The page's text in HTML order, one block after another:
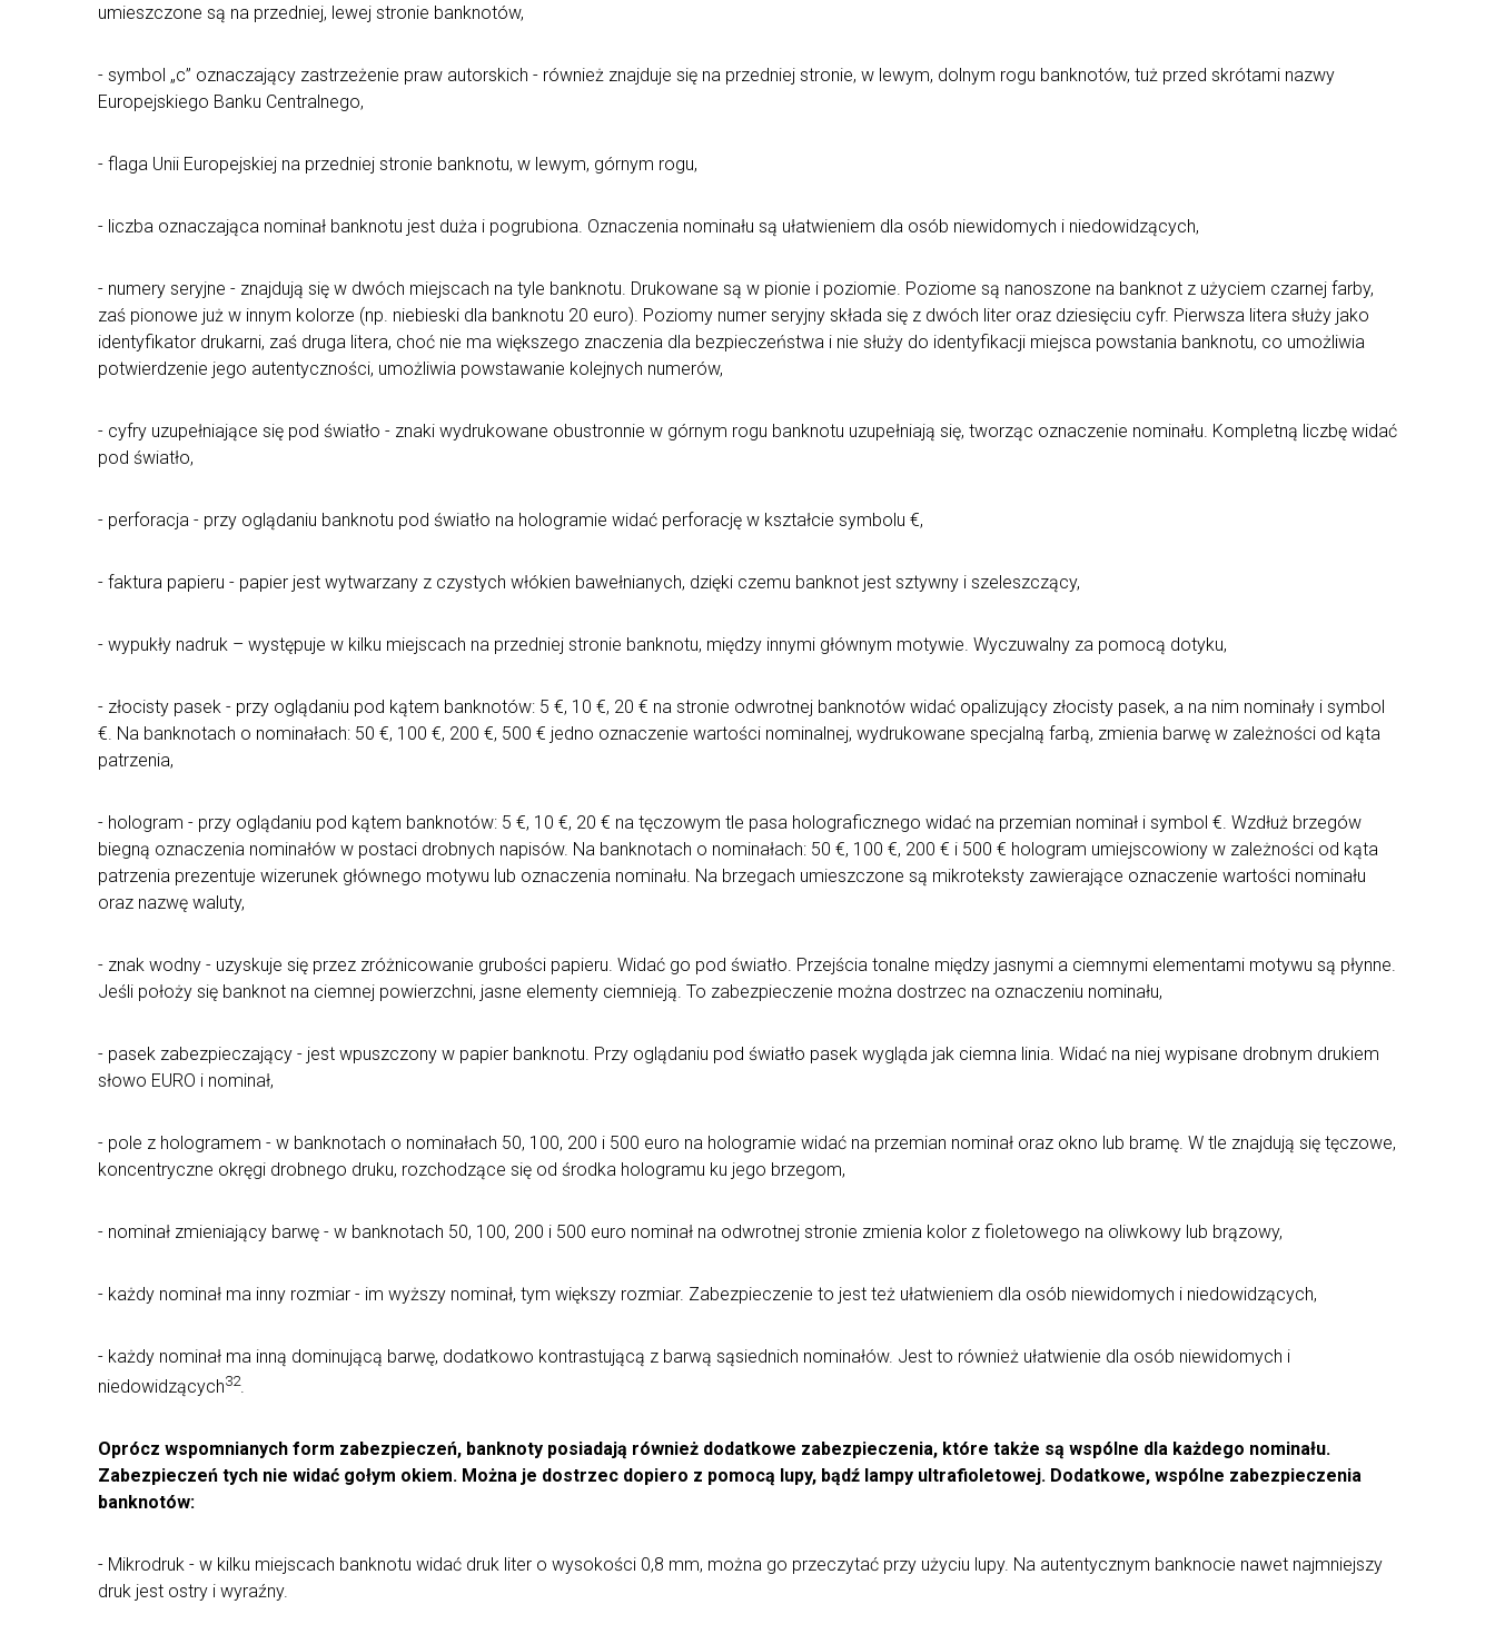
umieszczone są na przedniej, lewej stronie banknotów,
- symbol „c” oznaczający zastrzeżenie praw autorskich - również znajduje się na przedniej stronie, w lewym, dolnym rogu banknotów, tuż przed skrótami nazwy
Europejskiego Banku Centralnego,
- flaga Unii Europejskiej na przedniej stronie banknotu, w lewym, górnym rogu,
- liczba oznaczająca nominał banknotu jest duża i pogrubiona. Oznaczenia nominału są ułatwieniem dla osób niewidomych i niedowidzących,
- numery seryjne - znajdują się w dwóch miejscach na tyle banknotu. Drukowane są w pionie i poziomie. Poziome są nanoszone na banknot z użyciem czarnej farby,
zaś pionowe już w innym kolorze (np. niebieski dla banknotu 20 euro). Poziomy numer seryjny składa się z dwóch liter oraz dziesięciu cyfr. Pierwsza litera służy jako
identyfikator drukarni, zaś druga litera, choć nie ma większego znaczenia dla bezpieczeństwa i nie służy do identyfikacji miejsca powstania banknotu, co umożliwia
potwierdzenie jego autentyczności, umożliwia powstawanie kolejnych numerów,
- cyfry uzupełniające się pod światło - znaki wydrukowane obustronnie w górnym rogu banknotu uzupełniają się, tworząc oznaczenie nominału. Kompletną liczbę widać
pod światło,
- perforacja - przy oglądaniu banknotu pod światło na hologramie widać perforację w kształcie symbolu €,
- faktura papieru - papier jest wytwarzany z czystych włókien bawełnianych, dzięki czemu banknot jest sztywny i szeleszczący,
- wypukły nadruk – występuje w kilku miejscach na przedniej stronie banknotu, między innymi głównym motywie. Wyczuwalny za pomocą dotyku,
- złocisty pasek - przy oglądaniu pod kątem banknotów: 5 €, 10 €, 20 € na stronie odwrotnej banknotów widać opalizujący złocisty pasek, a na nim nominały i symbol
€. Na banknotach o nominałach: 50 €, 100 €, 200 €, 500 € jedno oznaczenie wartości nominalnej, wydrukowane specjalną farbą, zmienia barwę w zależności od kąta
patrzenia,
- hologram - przy oglądaniu pod kątem banknotów: 5 €, 10 €, 20 € na tęczowym tle pasa holograficznego widać na przemian nominał i symbol €. Wzdłuż brzegów
biegną oznaczenia nominałów w postaci drobnych napisów. Na banknotach o nominałach: 50 €, 100 €, 200 € i 500 € hologram umiejscowiony w zależności od kąta
patrzenia prezentuje wizerunek głównego motywu lub oznaczenia nominału. Na brzegach umieszczone są mikroteksty zawierające oznaczenie wartości nominału
oraz nazwę waluty,
- znak wodny - uzyskuje się przez zróżnicowanie grubości papieru. Widać go pod światło. Przejścia tonalne między jasnymi a ciemnymi elementami motywu są płynne.
Jeśli położy się banknot na ciemnej powierzchni, jasne elementy ciemnieją. To zabezpieczenie można dostrzec na oznaczeniu nominału,
- pasek zabezpieczający - jest wpuszczony w papier banknotu. Przy oglądaniu pod światło pasek wygląda jak ciemna linia. Widać na niej wypisane drobnym drukiem
słowo EURO i nominał,
- pole z hologramem - w banknotach o nominałach 50, 100, 200 i 500 euro na hologramie widać na przemian nominał oraz okno lub bramę. W tle znajdują się tęczowe,
koncentryczne okręgi drobnego druku, rozchodzące się od środka hologramu ku jego brzegom,
- nominał zmieniający barwę - w banknotach 50, 100, 200 i 500 euro nominał na odwrotnej stronie zmienia kolor z fioletowego na oliwkowy lub brązowy,
- każdy nominał ma inny rozmiar - im wyższy nominał, tym większy rozmiar. Zabezpieczenie to jest też ułatwieniem dla osób niewidomych i niedowidzących,
- każdy nominał ma inną dominującą barwę, dodatkowo kontrastującą z barwą sąsiednich nominałów. Jest to również ułatwienie dla osób niewidomych i
niedowidzących32.
Oprócz wspomnianych form zabezpieczeń, banknoty posiadają również dodatkowe zabezpieczenia, które także są wspólne dla każdego nominału.
Zabezpieczeń tych nie widać gołym okiem. Można je dostrzec dopiero z pomocą lupy, bądź lampy ultrafioletowej. Dodatkowe, wspólne zabezpieczenia
banknotów:
- Mikrodruk - w kilku miejscach banknotu widać druk liter o wysokości 0,8 mm, można go przeczytać przy użyciu lupy. Na autentycznym banknocie nawet najmniejszy
druk jest ostry i wyraźny.